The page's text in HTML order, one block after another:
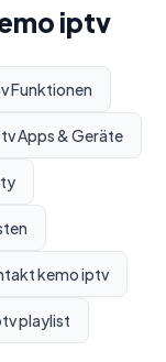
iptv
Funktionen
Apps & Geräte
kemo iptv
playlist